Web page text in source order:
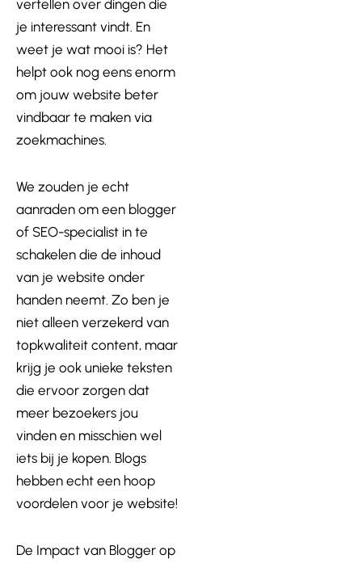
vertellen over dingen die
je interessant vindt. En
weet je wat mooi is? Het
helpt ook nog eens enorm
om jouw website beter
vindbaar te maken via
zoekmachines.
We zouden je echt
aanraden om een blogger
of SEO-specialist in te
schakelen die de inhoud
van je website onder
handen neemt. Zo ben je
niet alleen verzekerd van
topkwaliteit content, maar
krijg je ook unieke teksten
die ervoor zorgen dat
meer bezoekers jou
vinden en misschien wel
iets bij je kopen. Blogs
hebben echt een hoop
voordelen voor je website!
De Impact van Blogger op